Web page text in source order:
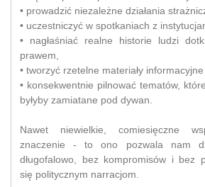
• prowadzić niezależne działania
• uczestniczyć w spotkaniach z
• nagłaśniać realne historie ludzi
prawem,
• tworzyć rzetelne materiały
• konsekwentnie pilnować tematów,
byłyby zamiatane pod dywan.
Nawet niewielkie, comiesięczne
znaczenie - to ono pozwala nam
długofalowo, bez kompromisów i bez
się politycznym narracjom.